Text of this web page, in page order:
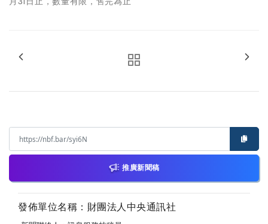
推廣新聞稿
發佈單位名稱：財團法人中央通訊社